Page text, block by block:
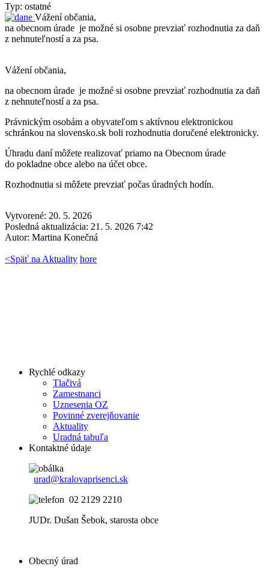
Typ: ostatné
Vážení občania,
na obecnom úrade je možné si osobne prevziať rozhodnutia za daň
z nehnuteľností a za psa.
Vážení občania,
na obecnom úrade je možné si osobne prevziať rozhodnutia za daň
z nehnuteľností a za psa.
Právnickým osobám a obyvateľom s aktívnou elektronickou
schránkou na slovensko.sk boli rozhodnutia doručené elektronicky.
Úhradu daní môžete realizovať priamo na Obecnom úrade
do pokladne obce alebo na účet obce.
Rozhodnutia si môžete prevziať počas úradných hodín.
Vytvorené: 20. 5. 2026
Posledná aktualizácia: 21. 5. 2026 7:42
Autor: Martina Konečná
<Späť na Aktuality hore
Rychlé odkazy
Tlačivá
Zamestnanci
Uznesenia OZ
Povinné zverejňovanie
Aktuality
Uradná tabuľa
Kontaktné údaje
urad@kralovaprisenci.sk
02 2129 2210
JUDr. Dušan Šebok, starosta obce
Obecný úrad